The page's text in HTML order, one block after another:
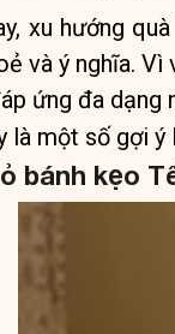
xu hướng
và ý nghĩa.
ứng đa dạng
là một số gợi
bánh kẹo